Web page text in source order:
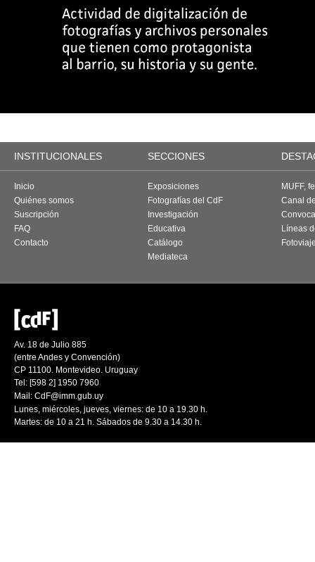
INSTITUCIONALES SECCIONES
Inicio
Quiénes somos
Suscripción
FAQ
Contacto
Exposiciones
Fotografías del CdF
Investigación
Educativa
Catálogo
Mediateca
MUFF,
Canal
Líneas
Av. 18 de Julio 885
(entre Andes y Convención)
CP 11100. Montevideo. Uruguay
Tel: [598 2] 1950 7960
Mail: CdF@imm.gub.uy
Lunes, miércoles, jueves, viernes: de 10 a 19.30 h.
Martes: de 10 a 21 h. Sábados de 9.30 a 14.30 h.